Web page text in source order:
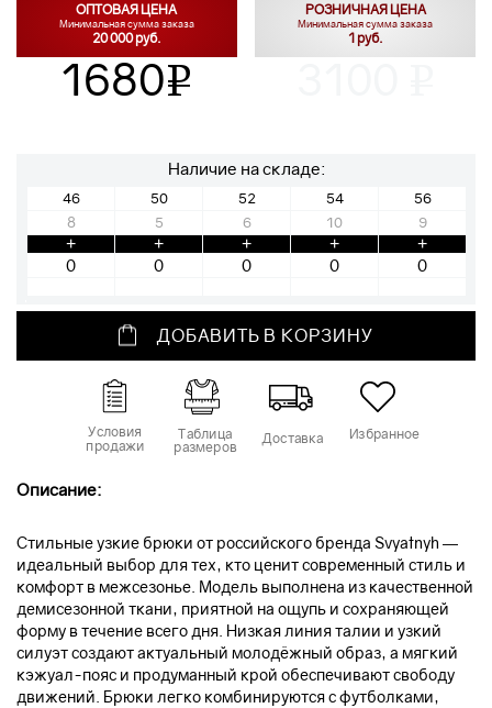
ОПТОВАЯ ЦЕНА
Минимальная сумма заказа
20 000 руб.
1680v
РОЗНИЧНАЯ ЦЕНА
Минимальная сумма заказа
1 руб.
Наличие на складе:
46 50 52 54
56
8
+
5
+
6
+
10
+
9
+
ДОБАВИТЬ В КОРЗИНУ
Условия
продажи
Таблица
размеров
Доставка Избранное
Описание:
Стильные узкие брюки от российского бренда Svyatnyh —
идеальный выбор для тех, кто ценит современный стиль и
комфорт в межсезонье. Модель выполнена из качественной
демисезонной ткани, приятной на ощупь и сохраняющей
форму в течение всего дня. Низкая линия талии и узкий
силуэт создают актуальный молодёжный образ, а мягкий
кэжуал-пояс и продуманный крой обеспечивают свободу
движений. Брюки легко комбинируются с футболками,